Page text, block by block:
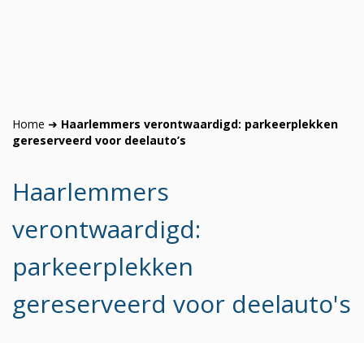
Home ➜ Haarlemmers verontwaardigd: parkeerplekken
gereserveerd voor deelauto’s
Haarlemmers
verontwaardigd:
parkeerplekken
gereserveerd voor deelauto's